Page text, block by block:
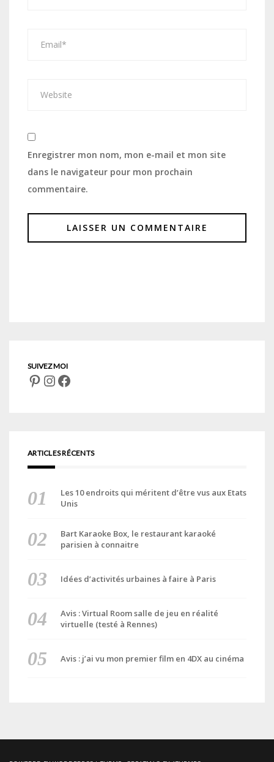
Enregistrer mon nom, mon e-mail et mon site
dans le navigateur pour mon prochain
commentaire.
Pinterest
Instagram
Facebook
ARTICLES RÉCENTS
Les 10 endroits qui méritent d’être vus aux Etats
Unis
Bart Karaoke Box, le restaurant karaoké
parisien à connaitre
Idées d’activités urbaines à faire à Paris
Avis : Virtual Room salle de jeu en réalité
virtuelle (testé à Rennes)
Avis : j’ai vu mon premier film en 4DX au cinéma